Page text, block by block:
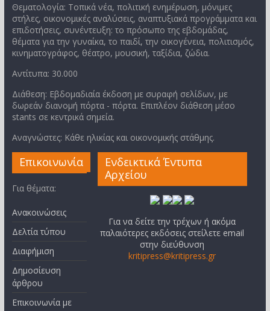
Θεματολογία: Τοπικά νέα, πολιτική ενημέρωση, μόνιμες
στήλες, οικονομικές αναλύσεις, αναπτυξιακά προγράμματα και
επιδοτήσεις, συνέντευξη: το πρόσωπο της εβδομάδας,
θέματα για την γυναίκα, το παιδί, την οικογένεια, πολιτισμός,
κινηματογράφος, θέατρο, μουσική, ταξίδια, ζώδια.
Αντίτυπα: 30.000
Διάθεση: Εβδομαδιαία έκδοση με συραφή σελίδων, με
δωρεάν διανομή πόρτα - πόρτα. Επιπλέον διάθεση μέσο
stants σε κεντρικά σημεία.
Αναγνώστες: Κάθε ηλικίας και οικονομικής στάθμης.
Επικοινωνία
Για θέματα:
Ανακοινώσεις
Δελτία τύπου
Διαφήμιση
Δημοσίευση
άρθρου
Επικοινωνία με
Ενδεικτικά Έντυπα
Αρχείου
Για να δείτε την τρέχων ή ακόμα
παλαιότερες εκδόσεις στείλετε email
στην διεύθυνση
kritipress@kritipress.gr